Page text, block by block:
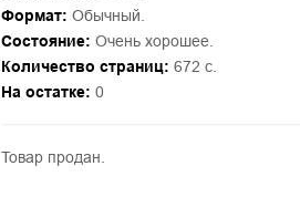
Формат: Обычный.
Состояние: Очень хорошее.
Количество страниц: 672 с.
На остатке: 0
Товар продан.